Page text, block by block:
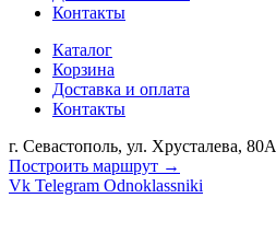
Контакты
Каталог
Корзина
Доставка и оплата
Контакты
г. Севастополь, ул. Хрусталева, 80А
Построить маршрут →
Vk Telegram Odnoklassniki